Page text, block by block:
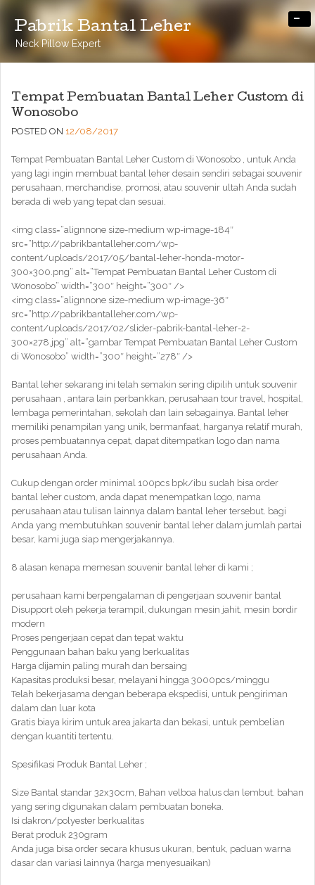
Pabrik Bantal Leher
Neck Pillow Expert
-
Tempat Pembuatan Bantal Leher Custom di
Wonosobo
POSTED ON 12/08/2017
Tempat Pembuatan Bantal Leher Custom di Wonosobo , untuk Anda
yang lagi ingin membuat bantal leher desain sendiri sebagai souvenir
perusahaan, merchandise, promosi, atau souvenir ultah Anda sudah
berada di web yang tepat dan sesuai.
<img class=”alignnone size-medium wp-image-184″
src=”http://pabrikbantalleher.com/wp-
content/uploads/2017/05/bantal-leher-honda-motor-
300×300.png” alt=”Tempat Pembuatan Bantal Leher Custom di
Wonosobo” width=”300″ height=”300″ />
<img class=”alignnone size-medium wp-image-36″
src=”http://pabrikbantalleher.com/wp-
content/uploads/2017/02/slider-pabrik-bantal-leher-2-
300×278.jpg” alt=”gambar Tempat Pembuatan Bantal Leher Custom
di Wonosobo” width=”300″ height=”278″ />
Bantal leher sekarang ini telah semakin sering dipilih untuk souvenir
perusahaan , antara lain perbankkan, perusahaan tour travel, hospital,
lembaga pemerintahan, sekolah dan lain sebagainya. Bantal leher
memiliki penampilan yang unik, bermanfaat, harganya relatif murah,
proses pembuatannya cepat, dapat ditempatkan logo dan nama
perusahaan Anda.
Cukup dengan order minimal 100pcs bpk/ibu sudah bisa order
bantal leher custom, anda dapat menempatkan logo, nama
perusahaan atau tulisan lainnya dalam bantal leher tersebut. bagi
Anda yang membutuhkan souvenir bantal leher dalam jumlah partai
besar, kami juga siap mengerjakannya.
8 alasan kenapa memesan souvenir bantal leher di kami ;
perusahaan kami berpengalaman di pengerjaan souvenir bantal
Disupport oleh pekerja terampil, dukungan mesin jahit, mesin bordir
modern
Proses pengerjaan cepat dan tepat waktu
Penggunaan bahan baku yang berkualitas
Harga dijamin paling murah dan bersaing
Kapasitas produksi besar, melayani hingga 3000pcs/minggu
Telah bekerjasama dengan beberapa ekspedisi, untuk pengiriman
dalam dan luar kota
Gratis biaya kirim untuk area jakarta dan bekasi, untuk pembelian
dengan kuantiti tertentu.
Spesifikasi Produk Bantal Leher ;
Size Bantal standar 32x30cm, Bahan velboa halus dan lembut. bahan
yang sering digunakan dalam pembuatan boneka.
Isi dakron/polyester berkualitas
Berat produk 230gram
Anda juga bisa order secara khusus ukuran, bentuk, paduan warna
dasar dan variasi lainnya (harga menyesuaikan)